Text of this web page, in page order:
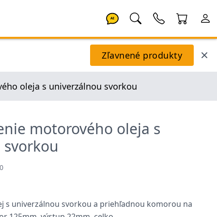
AI
Zľavnené produkty
oleja s univerzálnou svorkou
motorového oleja s
s univerzálnou svorkou a priehľadnou komorou na